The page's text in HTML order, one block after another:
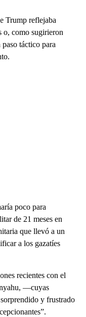
Trump reflejaba
o, como sugirieron
táctico para
poco para
de 21 meses en
que llevó a un
a los gazatíes
recientes con el
—cuyas
y frustrado